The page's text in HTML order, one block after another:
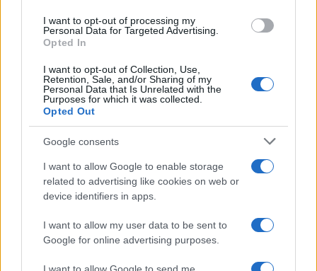
I want to opt-out of processing my
Personal Data for Targeted Advertising.
Opted In
I want to opt-out of Collection, Use,
Retention, Sale, and/or Sharing of my
Personal Data that Is Unrelated with the
Purposes for which it was collected.
Opted Out
Google consents
I want to allow Google to enable storage
related to advertising like cookies on web or
device identifiers in apps.
I want to allow my user data to be sent to
Google for online advertising purposes.
OTROS ANIMALES
Cómo afectará el eclipse solar a las mascotas y
Andrés Rodríguez · 9 Ago 2026